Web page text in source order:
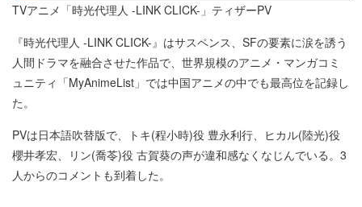
TVアニメ「時光代理人 -LINK CLICK-」ティザーPV
『時光代理人 -LINK CLICK-』はサスペンス、SFの要素に涙を誘う
人間ドラマを融合させた作品で、世界規模のアニメ・マンガコミ
ュニティ「MyAnimeList」では中国アニメの中でも最高位を記録し
た。
PVは日本語吹替版で、トキ(程小時)役 豊永利行、ヒカル(陸光)役
櫻井孝宏、リン(喬苓)役 古賀葵の声が違和感なくなじんでいる。3
人からのコメントも到着した。